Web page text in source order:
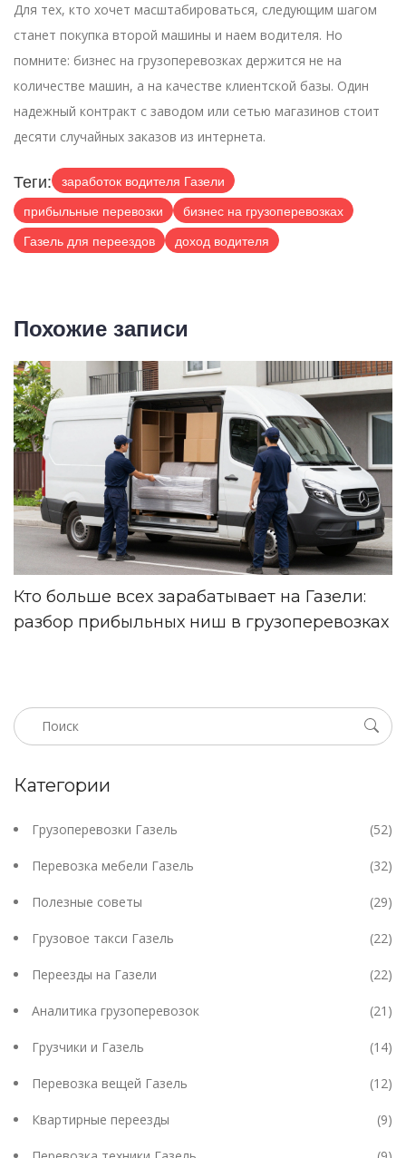
Для тех, кто хочет масштабироваться, следующим шагом
станет покупка второй машины и наем водителя. Но
помните: бизнес на грузоперевозках держится не на
количестве машин, а на качестве клиентской базы. Один
надежный контракт с заводом или сетью магазинов стоит
десяти случайных заказов из интернета.
Теги: заработок водителя Газели
прибыльные перевозки
бизнес на грузоперевозках
Газель для переездов
доход водителя
Похожие записи
Кто больше всех зарабатывает на Газели:
разбор прибыльных ниш в грузоперевозках
Категории
Грузоперевозки Газель (52)
Перевозка мебели Газель (32)
Полезные советы (29)
Грузовое такси Газель (22)
Переезды на Газели (22)
Аналитика грузоперевозок (21)
Грузчики и Газель (14)
Перевозка вещей Газель (12)
Квартирные переезды (9)